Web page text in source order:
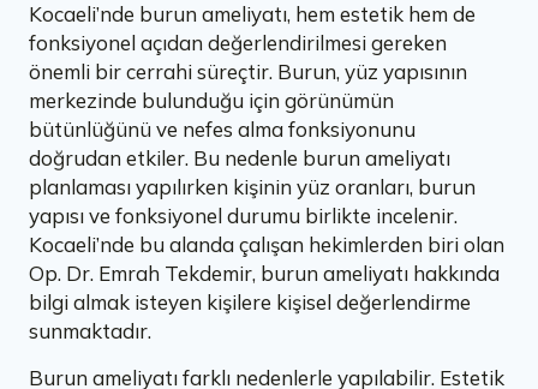
Kocaeli’nde burun ameliyatı, hem estetik hem de
fonksiyonel açıdan değerlendirilmesi gereken
önemli bir cerrahi süreçtir. Burun, yüz yapısının
merkezinde bulunduğu için görünümün
bütünlüğünü ve nefes alma fonksiyonunu
doğrudan etkiler. Bu nedenle burun ameliyatı
planlaması yapılırken kişinin yüz oranları, burun
yapısı ve fonksiyonel durumu birlikte incelenir.
Kocaeli’nde bu alanda çalışan hekimlerden biri olan
Op. Dr. Emrah Tekdemir, burun ameliyatı hakkında
bilgi almak isteyen kişilere kişisel değerlendirme
sunmaktadır.
Burun ameliyatı farklı nedenlerle yapılabilir. Estetik